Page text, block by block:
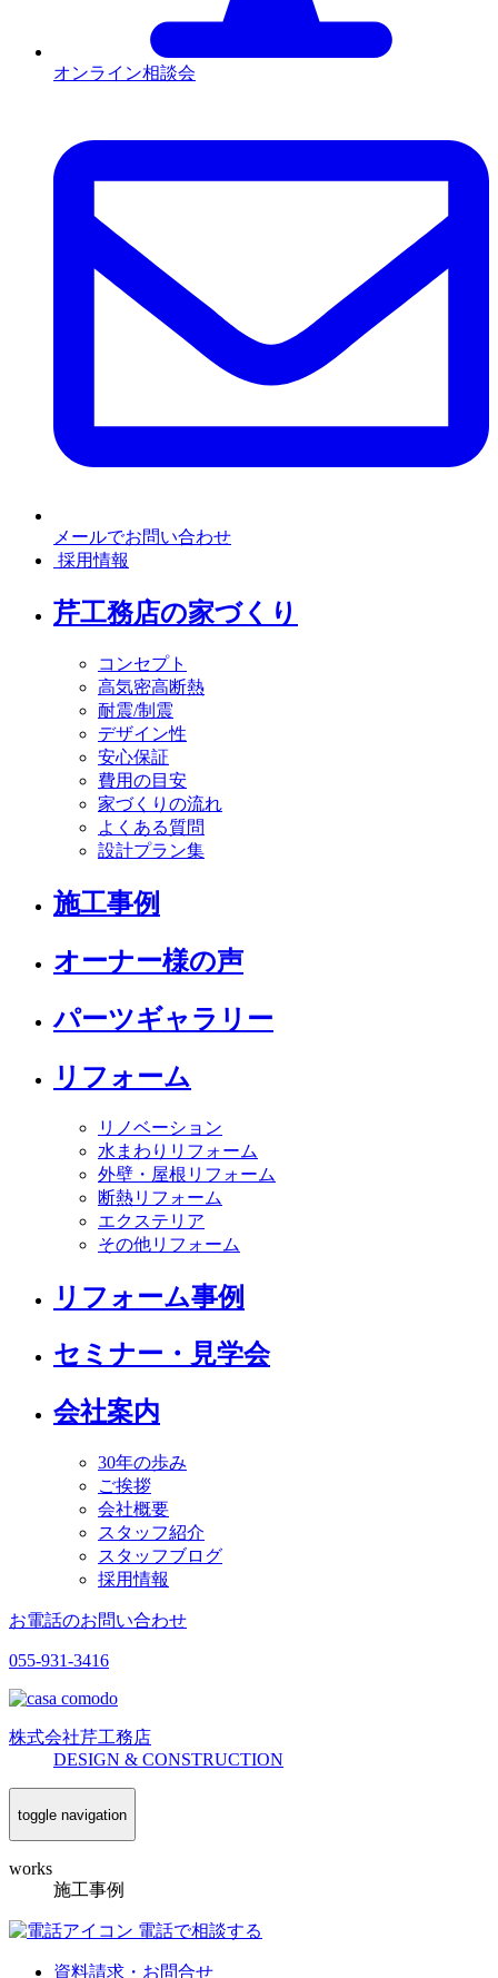
オンライン相談会
メールでお問い合わせ
採用情報
芹工務店の家づくり
コンセプト
高気密高断熱
耐震/制震
デザイン性
安心保証
費用の目安
家づくりの流れ
よくある質問
設計プラン集
施工事例
オーナー様の声
パーツギャラリー
リフォーム
リノベーション
水まわりリフォーム
外壁・屋根リフォーム
断熱リフォーム
エクステリア
その他リフォーム
リフォーム事例
セミナー・見学会
会社案内
30年の歩み
ご挨拶
会社概要
スタッフ紹介
スタッフブログ
採用情報
お電話のお問い合わせ
055-931-3416
株式会社芹工務店
DESIGN & CONSTRUCTION
toggle navigation
works
施工事例
電話で相談する
資料請求・お問合せ